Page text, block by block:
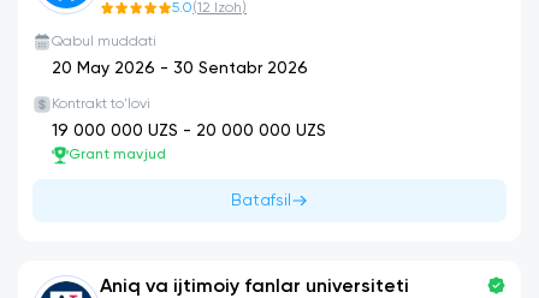
5.0(12 Izoh)
Qabul muddati
20 May 2026 - 30 Sentabr 2026
Kontrakt to'lovi
19 000 000 UZS - 20 000 000 UZS
Grant mavjud
Batafsil
Aniq va ijtimoiy fanlar universiteti